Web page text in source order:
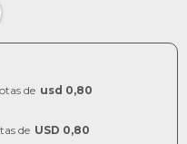
de usd 0,80
de USD 0,80